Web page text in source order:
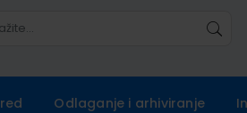
Odlaganje i arhiviranje